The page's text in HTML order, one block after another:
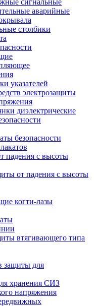
сигнальные
аварийные
столбики
указателей
электрозащиты
диэлектрические
безопасности
падения с высоты
от падения с высоты
когти-лазы
втягивающего типа
защиты для
хранения СИЗ
напряжения